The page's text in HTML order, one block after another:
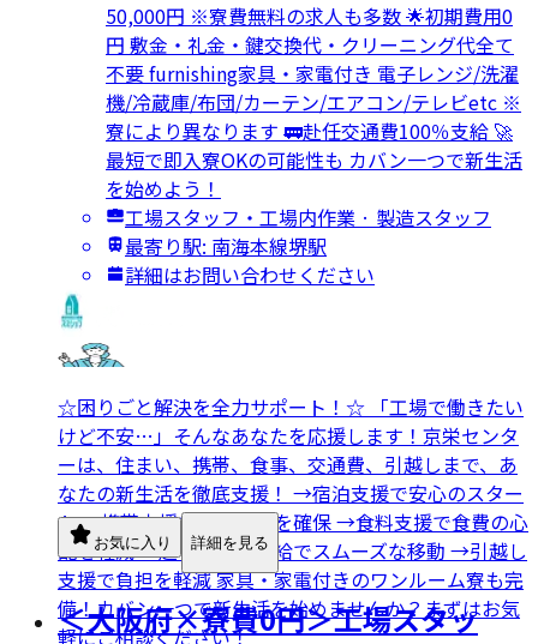
50,000円 ※寮費無料の求人も多数 🌟初期費用0
円 敷金・礼金・鍵交換代・クリーニング代全て
不要 furnishing家具・家電付き 電子レンジ/洗濯
機/冷蔵庫/布団/カーテン/エアコン/テレビetc ※
寮により異なります 🚃赴任交通費100％支給 🚀
最短で即入寮OKの可能性も カバン一つで新生活
を始めよう！
工場スタッフ・工場内作業 · 製造スタッフ
最寄り駅: 南海本線堺駅
詳細はお問い合わせください
☆困りごと解決を全力サポート！☆ 「工場で働きたい
けど不安…」そんなあなたを応援します！京栄センタ
ーは、住まい、携帯、食事、交通費、引越しまで、あ
なたの新生活を徹底支援！ →宿泊支援で安心のスター
ト →携帯支援で連絡手段を確保 →食料支援で食費の心
配を軽減 →赴任交通費支給でスムーズな移動 →引越し
支援で負担を軽減 家具・家電付きのワンルーム寮も完
備！カバン一つで新生活を始めませんか？まずはお気
軽にご相談ください！
お気に入り 詳細を見る
＜大阪府×寮費0円＞工場スタッ